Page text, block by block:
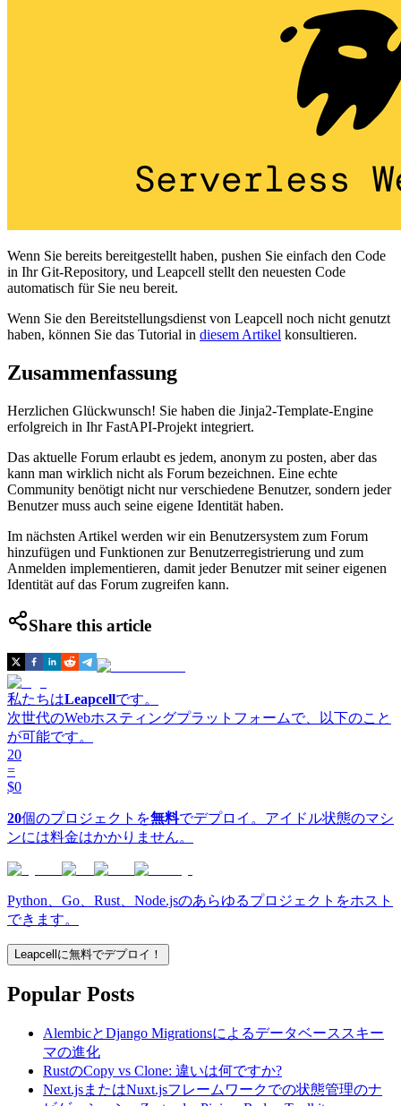
Wenn Sie bereits bereitgestellt haben, pushen Sie einfach den Code
in Ihr Git-Repository, und Leapcell stellt den neuesten Code
automatisch für Sie neu bereit.
Wenn Sie den Bereitstellungsdienst von Leapcell noch nicht genutzt
haben, können Sie das Tutorial in diesem Artikel konsultieren.
Zusammenfassung
Herzlichen Glückwunsch! Sie haben die Jinja2-Template-Engine
erfolgreich in Ihr FastAPI-Projekt integriert.
Das aktuelle Forum erlaubt es jedem, anonym zu posten, aber das
kann man wirklich nicht als Forum bezeichnen. Eine echte
Community benötigt nicht nur verschiedene Benutzer, sondern jeder
Benutzer muss auch seine eigene Identität haben.
Im nächsten Artikel werden wir ein Benutzersystem zum Forum
hinzufügen und Funktionen zur Benutzerregistrierung und zum
Anmelden implementieren, damit jeder Benutzer mit seiner eigenen
Identität auf das Forum zugreifen kann.
Share this article
私たちはLeapcellです。
次世代のWebホスティングプラットフォームで、以下のこと
が可能です。
20
=
$0
20個のプロジェクトを無料でデプロイ。アイドル状態のマシ
ンには料金はかかりません。
Python、Go、Rust、Node.jsのあらゆるプロジェクトをホスト
できます。
Leapcellに無料でデプロイ！
Popular Posts
AlembicとDjango Migrationsによるデータベーススキー
マの進化
RustのCopy vs Clone: 違いは何ですか?
Next.jsまたはNuxt.jsフレームワークでの状態管理のナ